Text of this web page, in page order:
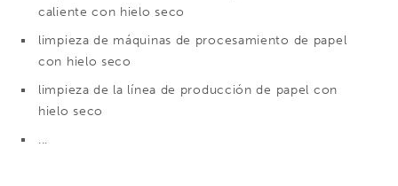
caliente con hielo seco
limpieza de máquinas de procesamiento de papel
con hielo seco
limpieza de la línea de producción de papel con
hielo seco
...